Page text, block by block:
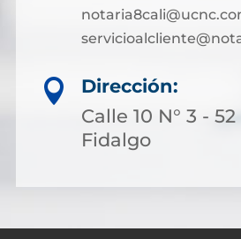

Dirección:
Calle 10 N° 3 -
Fidalgo